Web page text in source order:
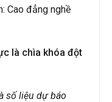
Cao đẳng nghề
là chìa khóa đột
số liệu dự báo